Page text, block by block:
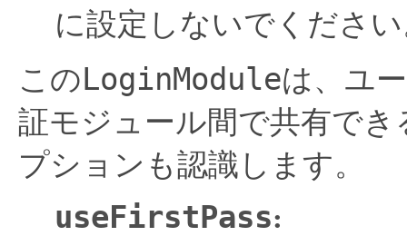
に設定しないでくださ
このLoginModuleは、ユ
証モジュール間で共有でき
プションも認識します。
useFirstPass: